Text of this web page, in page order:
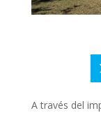
A través del